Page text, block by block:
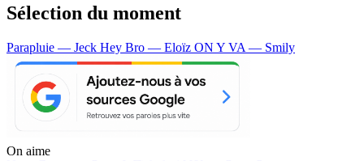
Sélection du moment
Parapluie — Jeck Hey Bro — Eloïz ON Y VA — Smily
On aime